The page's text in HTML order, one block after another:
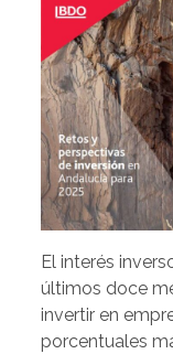
El interés
últimos doce
invertir en
porcentuales